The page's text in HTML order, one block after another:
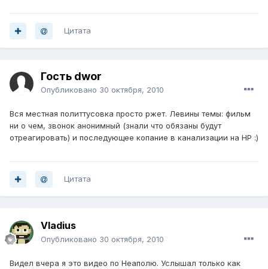
Цитата
Гость dwor
Опубликовано 30 октября, 2010
Вся местная политтусовка просто ржет. Левины темы: фильм
ни о чем, звонок анонимный (знали что обязаны будут
отреагировать) и последующее копание в канализации на НР :)
Цитата
Vladius
Опубликовано 30 октября, 2010
Видел вчера я это видео по Неаполю. Услышал только как